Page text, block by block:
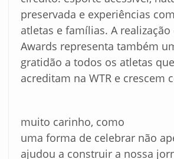
preservada e experiências
atletas e famílias. A realização
Awards representa também
gratidão a todos os atletas que
acreditam na WTR e
muito carinho, como
uma forma de celebrar não
ajudou a construir a nossa